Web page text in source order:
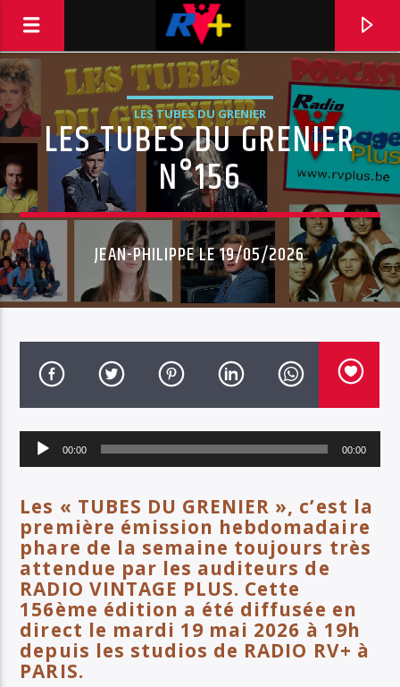
RADIO VINTAGE PLUS
POUR ET AVEC VOUS
TITRE
ARTISTE
SOYEZ COOL ET RESTEZ EN FORME AVEC RV+
Radio Vintage Plus
LES TUBES DU GRENIER
LES TUBES DU GRENIER
N°156
JEAN-PHILIPPE LE 19/05/2026
Lecteur
audio
00:00 00:00
Les « TUBES DU GRENIER », c’est la
première émission hebdomadaire
phare de la semaine toujours très
attendue par les auditeurs de
RADIO VINTAGE PLUS. Cette
156ème édition a été diffusée en
direct le mardi 19 mai 2026 à 19h
depuis les studios de RADIO RV+ à
PARIS.